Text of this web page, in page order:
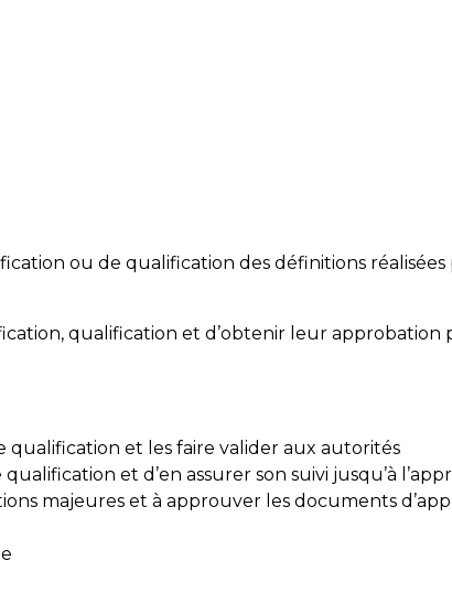
ou de qualification des définitions
qualification et d’obtenir leur
qualification et les faire valider aux autorités
et d’en assurer son suivi jusqu’à
majeures et à approuver les documents